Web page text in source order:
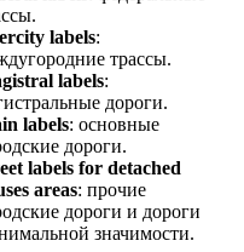
labels:
трассы.
labels:
дороги.
labels: основные
дороги.
labels for detached
areas: прочие
дороги и дороги
значимости.